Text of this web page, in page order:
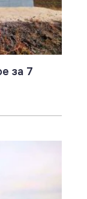
за 7